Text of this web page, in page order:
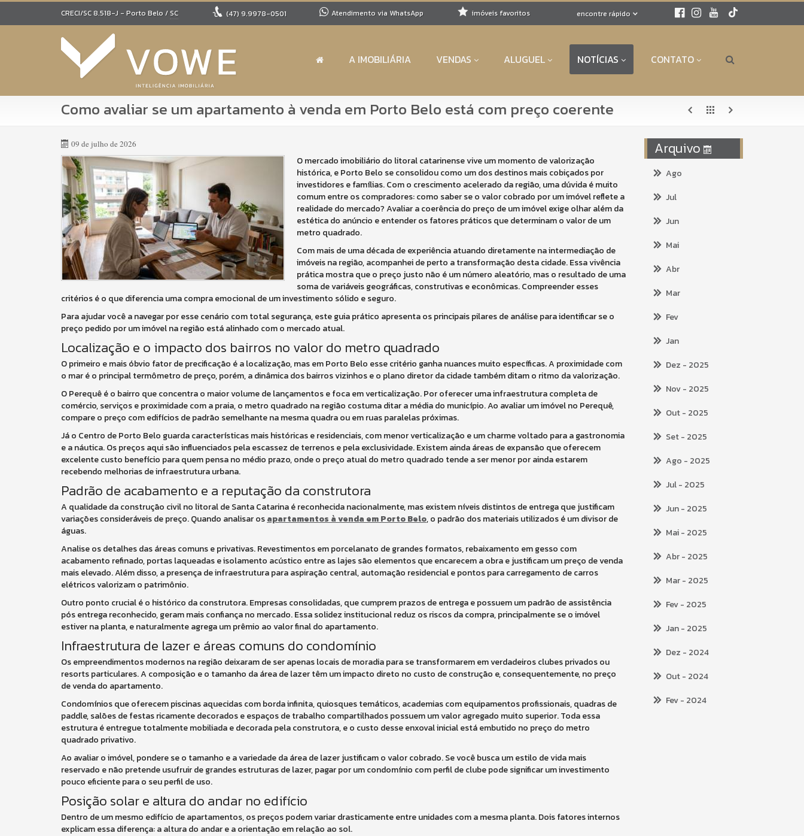
CRECI/SC 8.518-J - Porto Belo /SC (47)9.9978-0501 Atendimento via WhatsApp encontre rápido
imóveis favoritos
A IMOBILIÁRIA VENDAS ALUGUEL NOTÍCIAS CONTATO
Como avaliar se um apartamento à venda em Porto Belo está com preço coerente
09 de julho de 2026
O mercado imobiliário do litoral catarinense vive um momento de valorização
histórica, e Porto Belo se consolidou como um dos destinos mais cobiçados por
investidores e famílias. Com o crescimento acelerado da região, uma dúvida é muito
comum entre os compradores: como saber se o valor cobrado por um imóvel reflete a
realidade do mercado? Avaliar a coerência do preço de um imóvel exige olhar além da
estética do anúncio e entender os fatores práticos que determinam o valor de um
metro quadrado.
Com mais de uma década de experiência atuando diretamente na intermediação de
imóveis na região, acompanhei de perto a transformação desta cidade. Essa vivência
prática mostra que o preço justo não é um número aleatório, mas o resultado de uma
soma de variáveis geográficas, construtivas e econômicas. Compreender esses
critérios é o que diferencia uma compra emocional de um investimento sólido e seguro.
Para ajudar você a navegar por esse cenário com total segurança, este guia prático apresenta os principais pilares de análise para identificar se o
preço pedido por um imóvel na região está alinhado com o mercado atual.
Localização e o impacto dos bairros no valor do metro quadrado
O primeiro e mais óbvio fator de precificação é a localização, mas em Porto Belo esse critério ganha nuances muito específicas. A proximidade com
o mar é o principal termômetro de preço, porém, a dinâmica dos bairros vizinhos e o plano diretor da cidade também ditam o ritmo da valorização.
O Perequê é o bairro que concentra o maior volume de lançamentos e foca em verticalização. Por oferecer uma infraestrutura completa de
comércio, serviços e proximidade com a praia, o metro quadrado na região costuma ditar a média do município. Ao avaliar um imóvel no Perequê,
compare o preço com edifícios de padrão semelhante na mesma quadra ou em ruas paralelas próximas.
Já o Centro de Porto Belo guarda características mais históricas e residenciais, com menor verticalização e um charme voltado para a gastronomia
e a náutica. Os preços aqui são influenciados pela escassez de terrenos e pela exclusividade. Existem ainda áreas de expansão que oferecem
excelente custo benefício para quem pensa no médio prazo, onde o preço atual do metro quadrado tende a ser menor por ainda estarem
recebendo melhorias de infraestrutura urbana.
Padrão de acabamento e a reputação da construtora
A qualidade da construção civil no litoral de Santa Catarina é reconhecida nacionalmente, mas existem níveis distintos de entrega que justificam
variações consideráveis de preço. Quando analisar osapartamentos à venda em Porto Belo, o padrão dos materiais utilizados é um divisor de
águas.
Analise os detalhes das áreas comuns e privativas. Revestimentos em porcelanato de grandes formatos, rebaixamento em gesso com
acabamento refinado, portas laqueadas e isolamento acústico entre as lajes são elementos que encarecem a obra e justificam um preço de venda
mais elevado. Além disso, a presença de infraestrutura para aspiração central, automação residencial e pontos para carregamento de carros
elétricos valorizam o patrimônio.
Outro ponto crucial é o histórico da construtora. Empresas consolidadas, que cumprem prazos de entrega e possuem um padrão de assistência
pós entrega reconhecido, geram mais confiança no mercado. Essa solidez institucional reduz os riscos da compra, principalmente se o imóvel
estiver na planta, e naturalmente agrega um prêmio ao valor final do apartamento.
Infraestrutura de lazer e áreas comuns do condomínio
Os empreendimentos modernos na região deixaram de ser apenas locais de moradia para se transformarem em verdadeiros clubes privados ou
resorts particulares. A composição e o tamanho da área de lazer têm um impacto direto no custo de construção e, consequentemente, no preço
de venda do apartamento.
Condomínios que oferecem piscinas aquecidas com borda infinita, quiosques temáticos, academias com equipamentos profissionais, quadras de
paddle, salões de festas ricamente decorados e espaços de trabalho compartilhados possuem um valor agregado muito superior. Toda essa
estrutura é entregue totalmente mobiliada e decorada pela construtora, e o custo desse enxoval inicial está embutido no preço do metro
quadrado privativo.
Ao avaliar o imóvel, pondere se o tamanho e a variedade da área de lazer justificam o valor cobrado. Se você busca um estilo de vida mais
reservado e não pretende usufruir de grandes estruturas de lazer, pagar por um condomínio com perfil de clube pode significar um investimento
pouco eficiente para o seu perfil de uso.
Posição solar e altura do andar no edifício
Dentro de um mesmo edifício de apartamentos, os preços podem variar drasticamente entre unidades com a mesma planta. Dois fatores internos
explicam essa diferença: a altura do andar e a orientação em relação ao sol.
Arquivo
Ago
Jul
Jun
Mai
Abr
Mar
Fev
Jan
Dez - 2025
Nov- 2025
Out- 2025
Set- 2025
Ago - 2025
Jul- 2025
Jun- 2025
Mai- 2025
Abr- 2025
Mar- 2025
Fev- 2025
Jan- 2025
Dez - 2024
Out- 2024
Fev- 2024